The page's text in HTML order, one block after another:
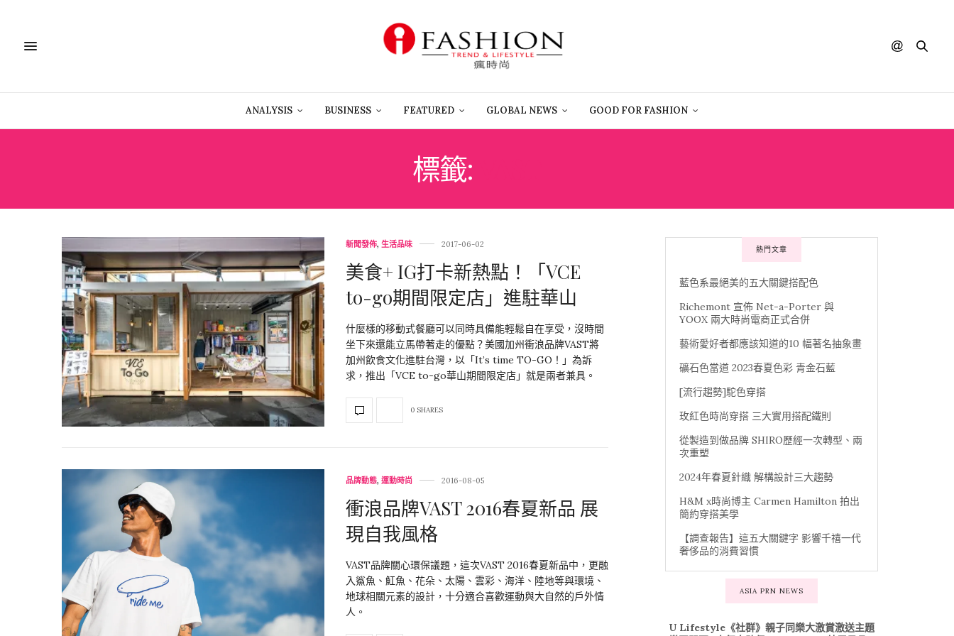
ANALYSIS BUSINESS FEATURED GLOBAL NEWS GOOD FOR FASHION
標籤:
新聞發佈, 生活品味 2017-06-02
美食+ IG打卡新熱點！「VCE
to-go期間限定店」進駐華山
什麼樣的移動式餐廳可以同時具備能輕鬆自在享受，沒時間
坐下來還能立馬帶著走的優點？美國加州衝浪品牌VAST將
加州飲食文化進駐台灣，以「It’s time TO-GO！」為訴
求，推出「VCE to-go華山期間限定店」就是兩者兼具。
0 SHARES
品牌動態, 運動時尚 2016-08-05
衝浪品牌VAST 2016春夏新品 展
現自我風格
VAST品牌關心環保議題，這次VAST 2016春夏新品中，更融
入鯊魚、魟魚、花朵、太陽、雲彩、海洋、陸地等與環境、
地球相關元素的設計，十分適合喜歡運動與大自然的戶外情
人。
熱門文章
藍色系最絕美的五大關鍵搭配色
Richemont 宣佈 Net-a-Porter 與
YOOX 兩大時尚電商正式合併
藝術愛好者都應該知道的10 幅著名抽象畫
礦石色當道 2023春夏色彩 青金石藍
[流行趨勢]駝色穿搭
玫紅色時尚穿搭 三大實用搭配鐵則
從製造到做品牌 SHIRO歷經一次轉型、兩
次重塑
2024年春夏針織 解構設計三大趨勢
H&M x時尚博主 Carmen Hamilton 拍出
簡約穿搭美學
【調查報告】這五大關鍵字 影響千禧一代
奢侈品的消費習慣
ASIA PRN NEWS
U Lifestyle《社群》親子同樂大激賞激送主題